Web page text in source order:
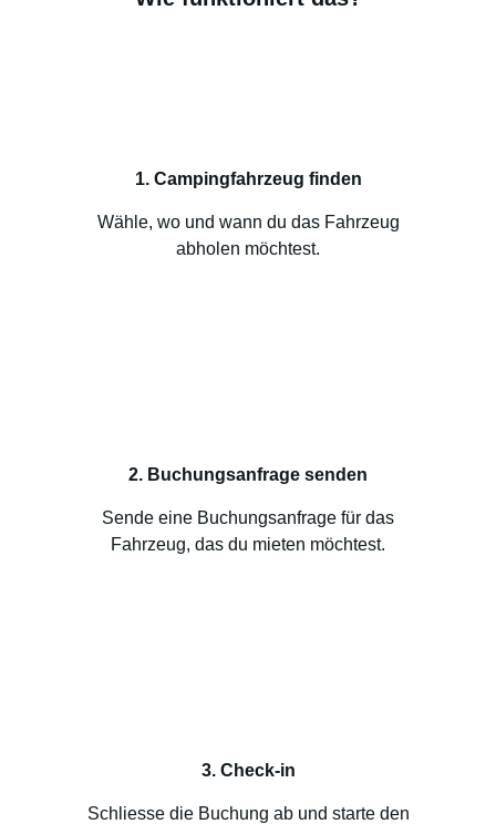
1. Campingfahrzeug finden
Wähle, wo und wann du das Fahrzeug
abholen möchtest.
2. Buchungsanfrage senden
Sende eine Buchungsanfrage für das
Fahrzeug, das du mieten möchtest.
3. Check-in
Schliesse die Buchung ab und starte den